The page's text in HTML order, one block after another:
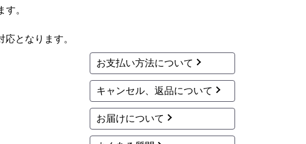
。
となります。
お支払い方法について
キャンセル、返品について
お届けについて